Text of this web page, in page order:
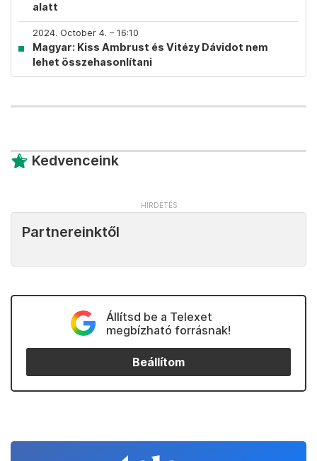
alatt
2024. October 4. – 16:10
Magyar: Kiss Ambrust és Vitézy Dávidot nem
lehet összehasonlítani
Kedvenceink
Partnereinktől
Állítsd be a Telexet
megbízható forrásnak!
Beállítom